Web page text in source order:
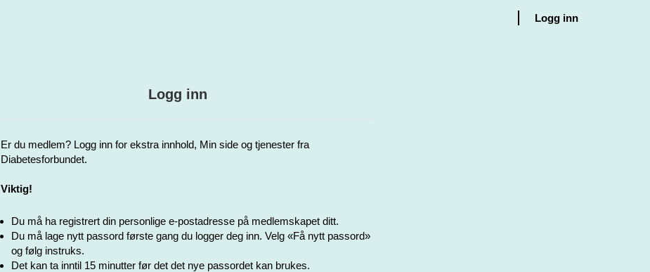
Logg inn
Logg inn
Er du medlem? Logg inn for ekstra innhold, Min side og tjenester fra
Diabetesforbundet.
Viktig!
Du må ha registrert din personlige e-postadresse på medlemskapet ditt.
Du må lage nytt passord første gang du logger deg inn. Velg «Få nytt passord»
og følg instruks.
Det kan ta inntil 15 minutter før det det nye passordet kan brukes.